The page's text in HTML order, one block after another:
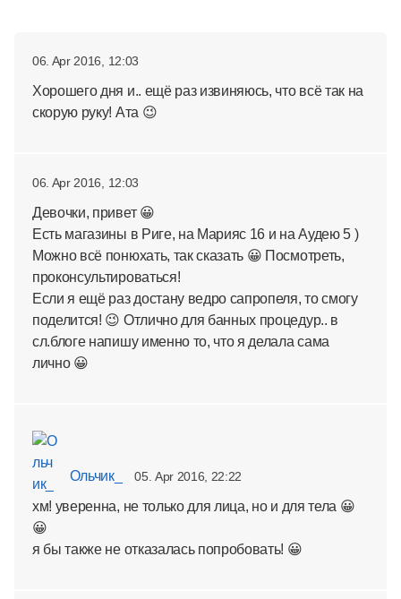
06. Apr 2016, 12:03
Хорошего дня и.. ещё раз извиняюсь, что всё так на
скорую руку! Ата 😉
06. Apr 2016, 12:03
Девочки, привет 😀
Есть магазины в Риге, на Марияс 16 и на Аудею 5 )
Можно всё понюхать, так сказать 😀 Посмотреть,
проконсультироваться!
Если я ещё раз достану ведро сапропеля, то смогу
поделится! 😉 Отлично для банных процедур.. в
сл.блоге напишу именно то, что я делала сама
лично 😀
Ольчик_ 05. Apr 2016, 22:22
хм! уверенна, не только для лица, но и для тела 😀
😀
я бы также не отказалась попробовать! 😀